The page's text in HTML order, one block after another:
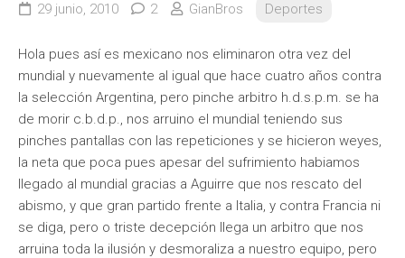
29 junio, 2010 2 GianBros Deportes
Hola pues así es mexicano nos eliminaron otra vez del
mundial y nuevamente al igual que hace cuatro años contra
la selección Argentina, pero pinche arbitro h.d.s.p.m. se ha
de morir c.b.d.p., nos arruino el mundial teniendo sus
pinches pantallas con las repeticiones y se hicieron weyes,
la neta que poca pues apesar del sufrimiento habiamos
llegado al mundial gracias a Aguirre que nos rescato del
abismo, y que gran partido frente a Italia, y contra Francia ni
se diga, pero o triste decepción llega un arbitro que nos
arruina toda la ilusión y desmoraliza a nuestro equipo, pero